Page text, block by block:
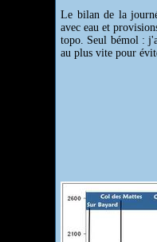
Le bilan de la
avec eau et
topo. Seul bémol :
au plus vite pour